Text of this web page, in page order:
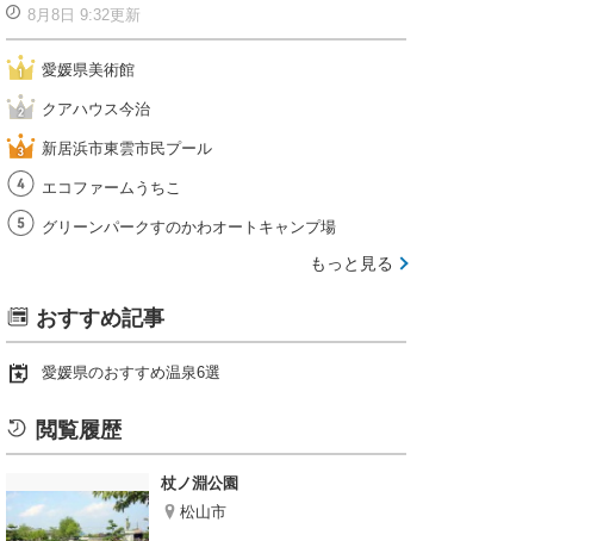
8月8日 9:32更新
愛媛県美術館
クアハウス今治
新居浜市東雲市民プール
エコファームうちこ
グリーンパークすのかわオートキャンプ場
もっと見る
おすすめ記事
愛媛県のおすすめ温泉6選
閲覧履歴
杖ノ淵公園
松山市